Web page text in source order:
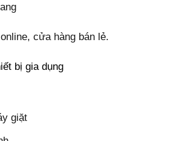
cửa hàng bán lẻ.
bị gia dụng
giặt